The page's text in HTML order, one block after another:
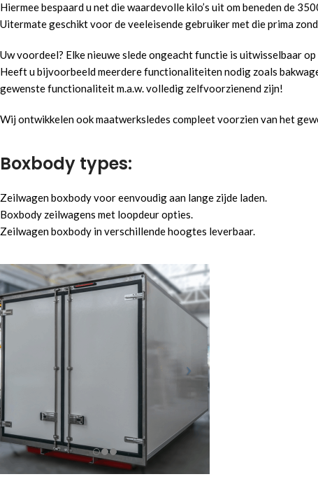
Hiermee bespaard u net die waardevolle kilo’s uit om beneden de
Uitermate geschikt voor de veeleisende gebruiker met die prima
Uw voordeel? Elke nieuwe slede ongeacht functie is uitwisselbaar
Heeft u bijvoorbeeld meerdere functionaliteiten nodig zoals
gewenste functionaliteit m.a.w. volledig zelfvoorzienend zijn!
Wij ontwikkelen ook maatwerksledes compleet voorzien van het
Boxbody types:
Zeilwagen boxbody voor eenvoudig aan lange zijde laden.
Boxbody zeilwagens met loopdeur opties.
Zeilwagen boxbody in verschillende hoogtes leverbaar.